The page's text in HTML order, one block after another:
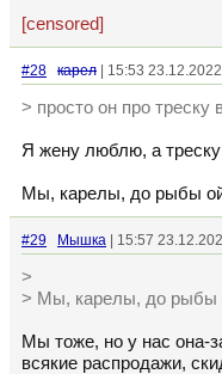
[censored]
#28 кaрел | 15:53
> просто он про треску
Я жену люблю, а
Мы, карелы, до рыбы
#29 Мышка | 15:57
>
> Мы, карелы, до рыбы
Мы тоже, но у нас она-
всякие распродажи,